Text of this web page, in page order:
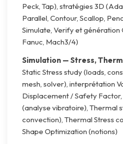
Peck, Tap), stratégies 3D
Parallel, Contour, Scallop,
Simulate, Verify et génération
Fanuc, Mach3/4)
Simulation — Stress,
Static Stress study (loads,
mesh, solver), interprétation
Displacement / Safety
(analyse vibratoire), Thermal
convection), Thermal Stress
Shape Optimization (notions)